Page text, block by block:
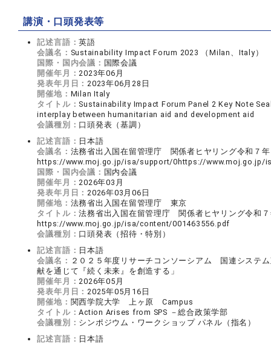
講演・口頭発表等
記述言語：英語
会議名： Sustainability Impact Forum 2023 （Milan、Italy）
国際・国内会議： 国際会議
開催年月：2023年06月
発表年月日：2023年06月28日
開催地： Milan Italy
タイトル： Sustainability Impact Forum Panel 2 Key Note
interplay between humanitarian aid and development aid
会議種別： 口頭発表（基調）
記述言語： 日本語
会議名： 法務省出入国在留管理庁 関係者ヒヤリング令和
https://www.moj.go.jp/isa/support/0https://
国際・国内会議： 国内会議
開催年月：2026年03月
発表年月日：2026年03月06日
開催地： 法務省出入国在留管理庁 東京
タイトル：法務省出入国在留管理庁 関係者ヒヤリング令和
https://www.moj.go.jp/isa/content/001463556.pdf
会議種別： 口頭発表（招待・特別）
記述言語： 日本語
会議名： ２０２５年度リサーチコンソーシアム 国連システ
献を通じて『続く未来』を創造する」
開催年月：2026年05月
発表年月日：2025年05月16日
開催地： 関西学院大学 上ヶ原 Campus
タイトル：Action Arises from SPS －総合政策学部
会議種別： シンポジウム・ワークショップ パネル（指名）
記述言語： 日本語